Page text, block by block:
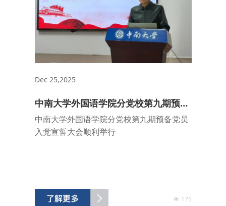
Dec 25,2025
中南大学外国语学院分党校第九期预备
党员入党宣誓大会顺利举行
中南大学外国语学院分党校第九期预备党员
入党宣誓大会顺利举行
175